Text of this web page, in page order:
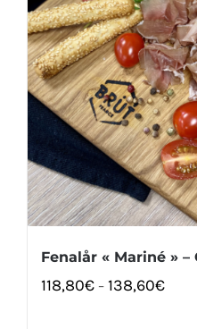
Fenalår « Mariné » –
118,80€ – 138,60€